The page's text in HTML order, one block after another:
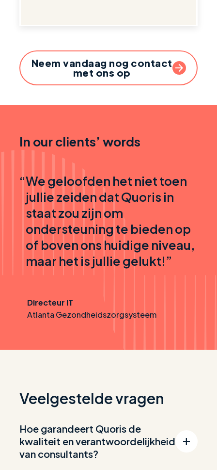
Neem vandaag nog contact
met ons op
In our clients’ words
“We geloofden het niet toen
jullie zeiden dat Quoris in
staat zou zijn om
ondersteuning te bieden op
of boven ons huidige niveau,
maar het is jullie gelukt!”
Directeur IT
Atlanta Gezondheidszorgsysteem
Veelgestelde vragen
Hoe garandeert Quoris de
kwaliteit en verantwoordelijkheid
van consultants?